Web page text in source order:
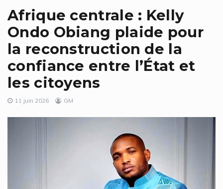
Afrique centrale : Kelly
Ondo Obiang plaide pour
la reconstruction de la
confiance entre l’État et
les citoyens
11 juin 2026 GM